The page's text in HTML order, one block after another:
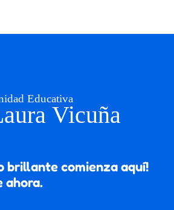
brillante comienza aquí!
ahora.